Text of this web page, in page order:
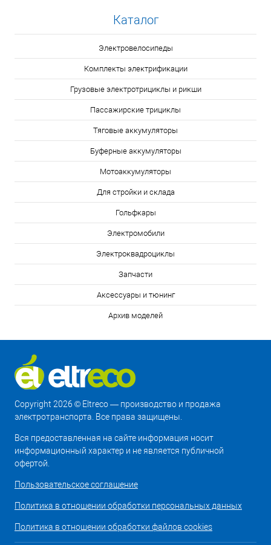
Каталог
Электровелосипеды
Комплекты электрификации
Грузовые электротрициклы и рикши
Пассажирские трициклы
Тяговые аккумуляторы
Буферные аккумуляторы
Мотоаккумуляторы
Для стройки и склада
Гольфкары
Электромобили
Электроквадроциклы
Запчасти
Аксессуары и тюнинг
Архив моделей
Copyright 2026 © Eltreco — производство и продажа
электротранспорта. Все права защищены.
Вся предоставленная на сайте информация носит
информационный характер и не является публичной
офертой.
Пользовательское соглашение
Политика в отношении обработки персональных данных
Политика в отношении обработки файлов cookies